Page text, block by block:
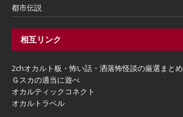
都市伝説
相互リンク
2chオカルト板・怖い話・洒落怖怪談の厳選まとめ
Ｇスカの適当に遊べ
オカルティックコネクト
オカルトラベル